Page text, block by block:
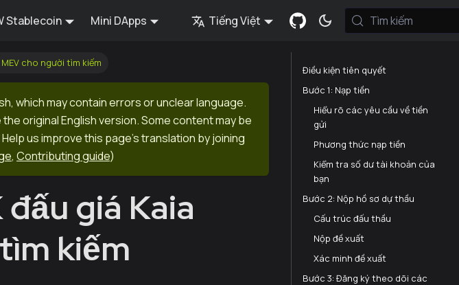
Stablecoin Mini DApps Tiếng Việt Tìm kiếm
cho người tìm kiếm
which may contain errors or unclear language.
original English version. Some content may be
us improve this page's translation by joining
, Contributing guide)
giá Kaia
kiếm
Điều kiện tiên quyết
Bước 1: Nạp tiền
Hiểu rõ các yêu cầu về tiền
gửi
Phương thức nạp tiền
Kiểm tra số dư tài khoản của
bạn
Bước 2: Nộp hồ sơ dự thầu
Cấu trúc đấu thầu
Nộp đề xuất
Xác minh đề xuất
Bước 3: Đăng ký theo dõi các